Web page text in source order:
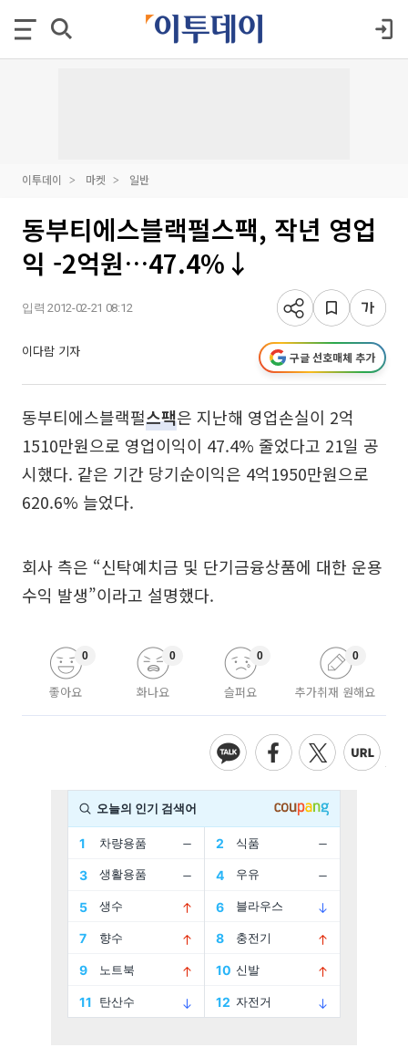
이투데이 마켓 일반
동부티에스블랙펄스팩, 작년 영업
익 -2억원…47.4%↓
입력 2012-02-21 08:12
이다람 기자 구글 선호매체 추가
동부티에스블랙펄스팩은 지난해 영업손실이 2억
1510만원으로 영업이익이 47.4% 줄었다고 21일 공
시했다. 같은 기간 당기순이익은 4억1950만원으로
620.6% 늘었다.
회사 측은 “신탁예치금 및 단기금융상품에 대한 운용
수익 발생”이라고 설명했다.
좋아요
0
화나요
0
슬퍼요
0
추가취재 원해요
0